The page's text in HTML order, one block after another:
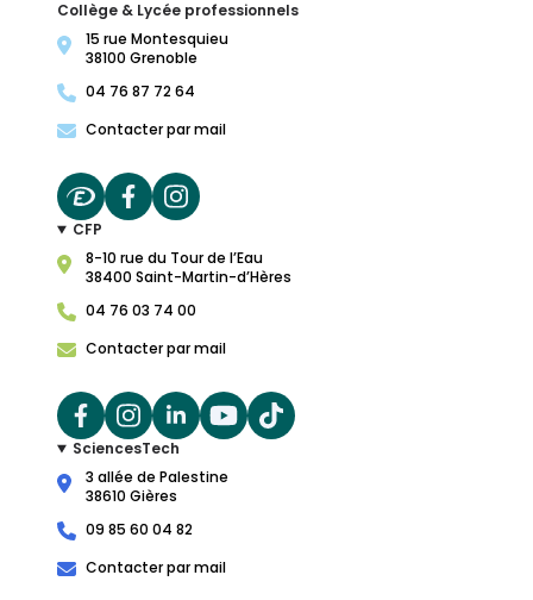
Collège & Lycée professionnels
15 rue Montesquieu
38100 Grenoble
04 76 87 72 64
Contacter par mail
CFP
8-10 rue du Tour de l’Eau
38400 Saint-Martin-d’Hères
04 76 03 74 00
Contacter par mail
SciencesTech
3 allée de Palestine
38610 Gières
09 85 60 04 82
Contacter par mail